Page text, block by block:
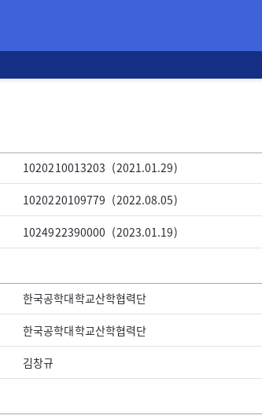
1020210013203 (2021.01.29)
1020220109779 (2022.08.05)
1024922390000 (2023.01.19)
한국공학대학교산학협력단
한국공학대학교산학협력단
김창규